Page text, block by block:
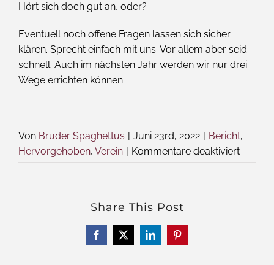
Hört sich doch gut an, oder?
Eventuell noch offene Fragen lassen sich sicher
klären. Sprecht einfach mit uns. Vor allem aber seid
schnell. Auch im nächsten Jahr werden wir nur drei
Wege errichten können.
Von Bruder Spaghettus | Juni 23rd, 2022 | Bericht,
Hervorgehoben, Verein | Kommentare deaktiviertfür
Share This Post
Facebook
X LinkedInPinterest